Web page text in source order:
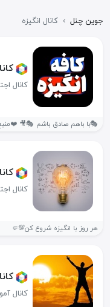
جوین چنل › کانال انگیزه
کانال
🎭با باهم صادق باشم 🎭🎥
کانال
هر روز با انگیزه شروع کن💯🤛
کانال